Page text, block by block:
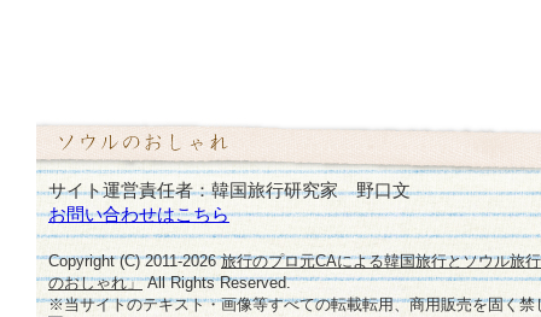
サイト運営責任者：韓国旅行研究家 野口文
お問い合わせはこちら
Copyright (C) 2011-2026旅行のプロ元CAによる韓国旅行とソウル旅
のおしゃれ」All Rights Reserved.
※当サイトのテキスト・画像等すべての転載転用、商用販売を固く禁